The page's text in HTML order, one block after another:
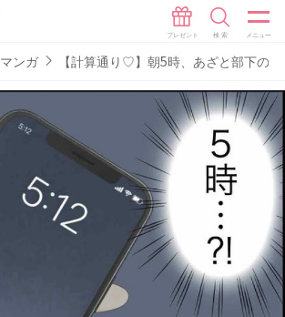
マンガ 【計算通り♡】朝5時、あざと部下の